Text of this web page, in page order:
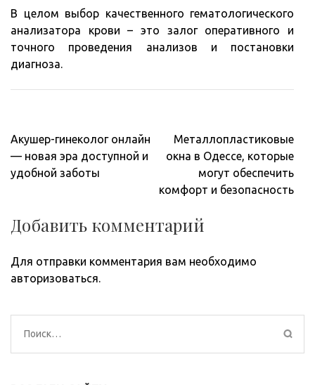
В целом выбор качественного гематологического
анализатора крови – это залог оперативного и
точного проведения анализов и постановки
диагноза.
Навигация
по
записям
Акушер-гинеколог онлайн
— новая эра доступной и
удобной заботы
Металлопластиковые
окна в Одессе, которые
могут обеспечить
комфорт и безопасность
Добавить комментарий
Для отправки комментария вам необходимо
авторизоваться.
Найти: